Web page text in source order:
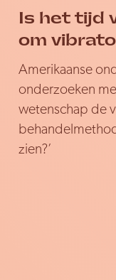
Is het tijd
om
Amerikaanse
onderzoeken
wetenschap de
zien?’